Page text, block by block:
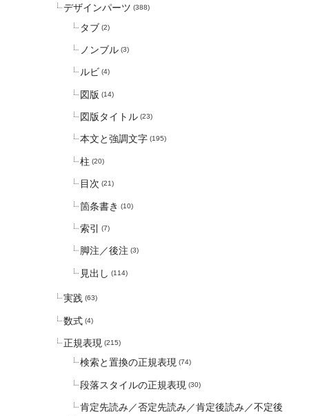
デザインパーツ (388)
タブ (2)
ノンブル (3)
ルビ (4)
図版 (14)
図版タイトル (23)
本文と強調文字 (195)
柱 (20)
目次 (21)
箇条書き (10)
索引 (7)
脚注／後注 (3)
見出し (114)
実践 (63)
数式 (4)
正規表現 (215)
検索と置換の正規表現 (74)
段落スタイルの正規表現 (30)
肯定先読み／否定先読み／肯定後読み／不定後